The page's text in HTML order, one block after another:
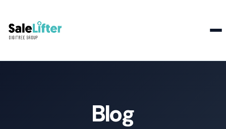
Blog